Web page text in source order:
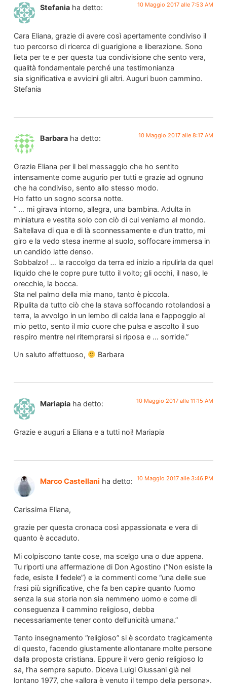
Stefania ha detto: 10 Maggio 2017 alle 7:53 AM
Cara Eliana, grazie di avere così apertamente condiviso il
tuo percorso di ricerca di guarigione e liberazione. Sono
lieta per te e per questa tua condivisione che sento vera,
qualità fondamentale perché una testimonianza
sia significativa e avvicini gli altri. Auguri buon cammino.
Stefania
Barbara ha detto: 10 Maggio 2017 alle 8:17 AM
Grazie Eliana per il bel messaggio che ho sentito
intensamente come augurio per tutti e grazie ad ognuno
che ha condiviso, sento allo stesso modo.
Ho fatto un sogno scorsa notte.
“ … mi girava intorno, allegra, una bambina. Adulta in
miniatura e vestita solo con ciò di cui veniamo al mondo.
Saltellava di qua e di là sconnessamente e d’un tratto, mi
giro e la vedo stesa inerme al suolo, soffocare immersa in
un candido latte denso.
Sobbalzo! … la raccolgo da terra ed inizio a ripulirla da quel
liquido che le copre pure tutto il volto; gli occhi, il naso, le
orecchie, la bocca.
Sta nel palmo della mia mano, tanto è piccola.
Ripulita da tutto ciò che la stava soffocando rotolandosi a
terra, la avvolgo in un lembo di calda lana e l’appoggio al
mio petto, sento il mio cuore che pulsa e ascolto il suo
respiro mentre nel ritemprarsi si riposa e … sorride.”
Un saluto affettuoso, Barbara
Mariapia ha detto: 10 Maggio 2017 alle 11:15 AM
Grazie e auguri a Eliana e a tutti noi! Mariapia
Marco Castellani ha detto: 10 Maggio 2017 alle 3:46 PM
Carissima Eliana,
grazie per questa cronaca così appassionata e vera di
quanto è accaduto.
Mi colpiscono tante cose, ma scelgo una o due appena.
Tu riporti una affermazione di Don Agostino (“Non esiste la
fede, esiste il fedele”) e la commenti come “una delle sue
frasi più significative, che fa ben capire quanto l’uomo
senza la sua storia non sia nemmeno uomo e come di
conseguenza il cammino religioso, debba
necessariamente tener conto dell’unicità umana.”
Tanto insegnamento “religioso” si è scordato tragicamente
di questo, facendo giustamente allontanare molte persone
dalla proposta cristiana. Eppure il vero genio religioso lo
sa, l’ha sempre saputo. Diceva Luigi Giussani già nel
lontano 1977, che «allora è venuto il tempo della persona».